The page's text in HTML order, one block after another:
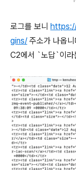
로그를 보니
gins/ 주소가 나옵
C2에서 `노답`이라